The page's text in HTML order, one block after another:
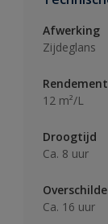
Afwerking
Zijdeglans
Rendement
12 m²/L
Droogtijd
Ca. 8 uur
Ca. 16 uur